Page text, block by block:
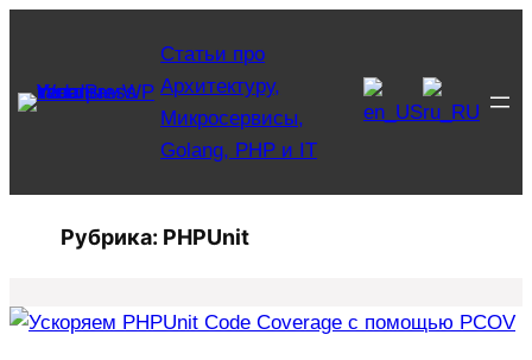
содержимому
Статьи про
Архитектуру,
Микросервисы,
Golang, PHP и IT
Рубрика: PHPUnit